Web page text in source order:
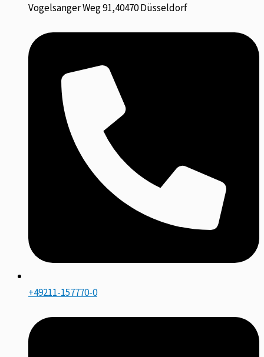
Vogelsanger Weg 91,40470 Düsseldorf
+49211-157770-0